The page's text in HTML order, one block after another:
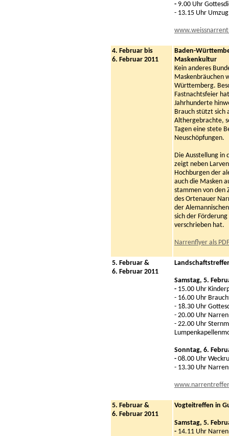
- 9.00 Uhr
- 13.15 Uhr
4. Februar bis
6. Februar 2011
Baden-
Maskenkultur
Kein anderes
Maskenbräuchen
Württemberg.
Fastnachtsfeier
Jahrhunderte
Brauch stützt sich
Althergebrachte,
Tagen eine stete
Neuschöpfungen.
Die Ausstellung in
zeigt neben
Hochburgen der
auch die Masken
stammen von den
des Ortenauer
der
sich der
verschrieben hat.
Narrenflyer als
5. Februar &
6. Februar 2011
Samstag, 5.
- 15.00 Uhr
- 16.00 Uhr
- 18.30 Uhr
- 20.00 Uhr
- 22.00 Uhr
Sonntag, 6.
- 08.00 Uhr
- 13.30 Uhr
5. Februar &
6. Februar 2011
Vogteitreffen in
Samstag, 5.
- 14.11 Uhr